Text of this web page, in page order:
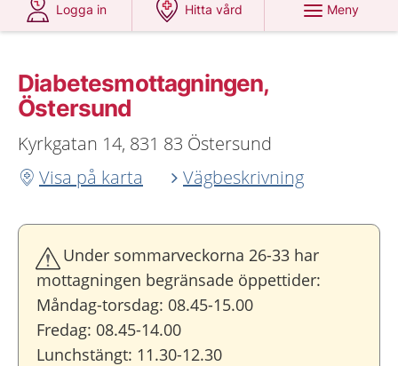
Logga in
Hitta vård
Meny
Diabetesmottagningen,
Östersund
Kyrkgatan 14, 831 83 Östersund
Visa på karta
Vägbeskrivning
Under sommarveckorna 26-33 har
mottagningen begränsade öppettider:
Måndag-torsdag: 08.45-15.00
Fredag: 08.45-14.00
Lunchstängt: 11.30-12.30